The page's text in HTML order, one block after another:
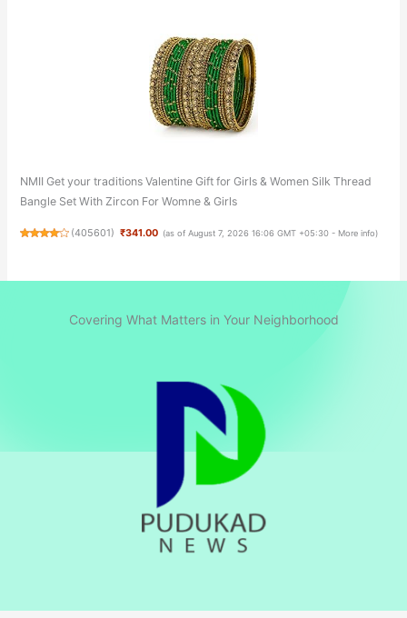
NMII Get your traditions Valentine Gift for Girls & Women Silk Thread
Bangle Set With Zircon For Womne & Girls
(405601) ₹341.00 (as of August 7, 2026 16:06 GMT +05:30 - More info)
Covering What Matters in Your Neighborhood